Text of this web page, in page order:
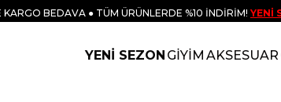
BEDAVA ● TÜM ÜRÜNLERDE %10 İNDİRİM! YENİ
YENİ SEZON GİYİM AKSESUAR